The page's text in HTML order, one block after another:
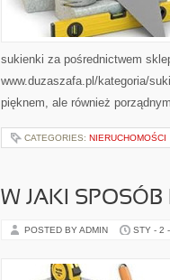
sukienki za pośrednictwem
www.duzaszafa.pl/kategoria/
pięknem, ale również
CATEGORIES: NIERUCHOMOŚCI
W JAKI SPOSÓB
POSTED BY ADMIN STY - 2